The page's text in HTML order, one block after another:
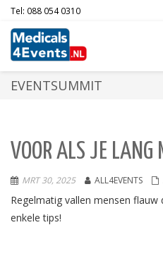
Tel: 088 054 0310
EVENTSUMMIT
VOOR ALS JE LANG
MRT 30, 2025 ALL4EVENTS
Regelmatig vallen mensen
enkele tips!